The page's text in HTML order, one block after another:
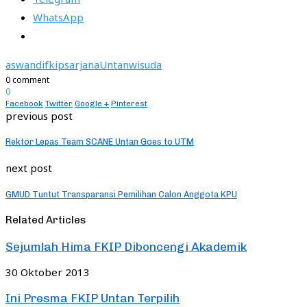
WhatsApp
aswandifkipsarjanaUntanwisuda
0 comment
0
Facebook Twitter Google + Pinterest
previous post
Rektor Lepas Team SCANE Untan Goes to UTM
next post
GMUD Tuntut Transparansi Pemilihan Calon Anggota KPU
Related Articles
Sejumlah Hima FKIP Diboncengi Akademik
30 Oktober 2013
Ini Presma FKIP Untan Terpilih